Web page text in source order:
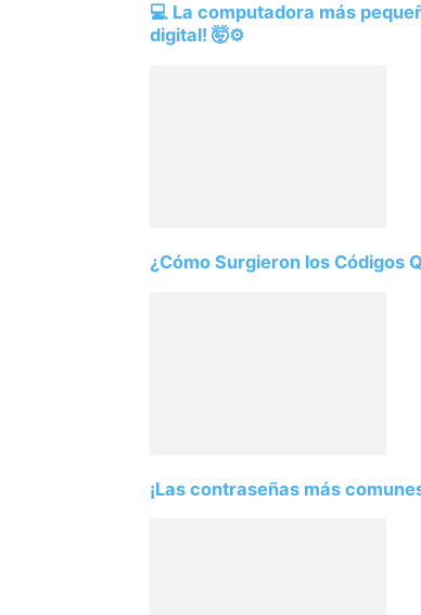
💻 La computadora más
digital! 🤯⚙️
¿Cómo Surgieron los Códigos
¡Las contraseñas más